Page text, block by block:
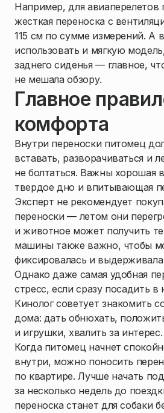
Например, для авиаперелетов
жесткая переноска с
115 см по сумме измерений. А
использовать и мягкую
заднего сиденья — главное,
не мешала обзору.
Главное
комфорта
Внутри переноски питомец
вставать, разворачиваться и
не болтаться. Важны хорошая
твердое дно и впитывающая
Эксперт не рекомендует
переноски — летом они
и животное может получить
машины также важно, чтобы
фиксировалась и выдерживала
Однако даже самая удобная
стресс, если сразу посадить в
Кинолог советует знакомить
дома: дать обнюхать,
и игрушки, хвалить за интерес.
Когда питомец начнет
внутри, можно поносить
по квартире. Лучше начать
за несколько недель до
переноска станет для собаки